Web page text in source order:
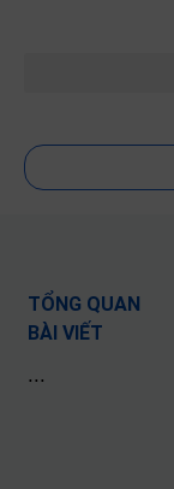
TỔNG QUAN
BÀI VIẾT
...